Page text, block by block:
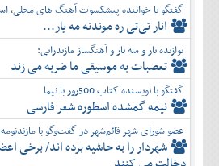
گفتگو با خواننده پیشکسوت آهنگ های محلی،
انار تی‌تی ره موندنه مه یار...
نوازنده تار و سه تار و آهنگساز مازندرانی:
تعصبات به موسیقی ما ضربه می زند
گفتگو با نویسنده کتاب 500روز با نیما
نیمه گمشده اسطوره شعر فارسی
عضو شورای شهر قائم‌شهر در گفت‌و‌گو با
شهردار را به حاشیه برده اند/ برخی